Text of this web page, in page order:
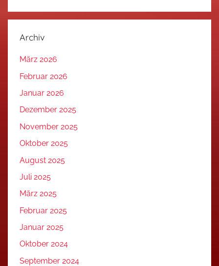
Archiv
März 2026
Februar 2026
Januar 2026
Dezember 2025
November 2025
Oktober 2025
August 2025
Juli 2025
März 2025
Februar 2025
Januar 2025
Oktober 2024
September 2024